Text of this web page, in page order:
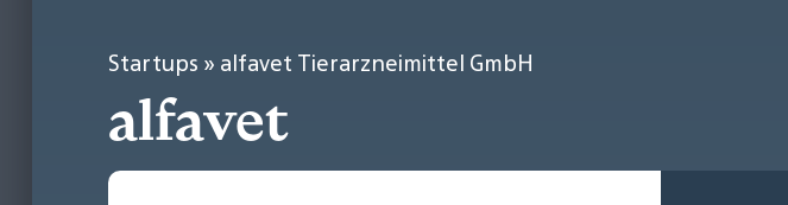
Startups » alfavet Tierarzneimittel GmbH
alfavet